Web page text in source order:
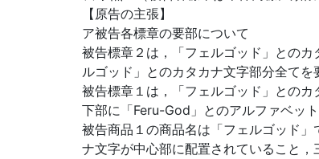
【原告の主張】
ア被告各標章の要部について
被告標章２は，「フェルゴッド」との
ルゴッド」とのカタカナ文字部分全てを
被告標章１は，「フェルゴッド」とのカ
下部に「Feru-God」とのアルファベッ
被告商品１の商品名は「フェルゴッド
ナ文字が中心部に配置されていること